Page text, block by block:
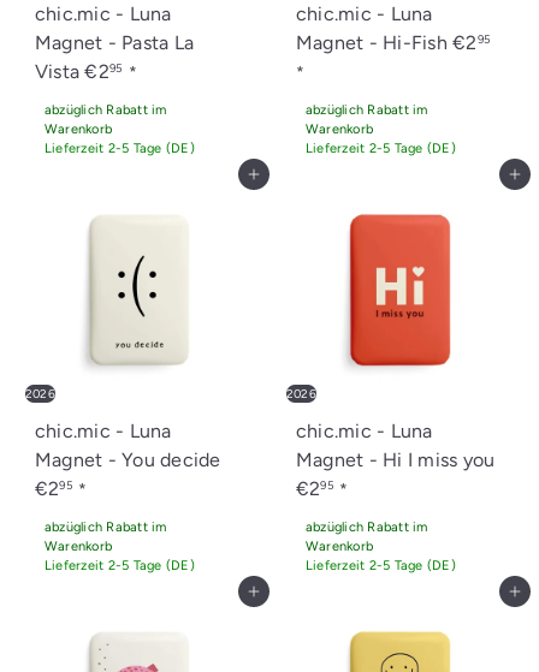
chic.mic - Luna
Magnet - Pasta La
Vista€295 *
abzüglich Rabatt im
Warenkorb
Lieferzeit 2-5 Tage (DE)
chic.mic - Luna
Magnet - Hi-Fish€295
*
abzüglich Rabatt im
Warenkorb
Lieferzeit 2-5 Tage (DE)
In den Einkaufswagen legen
2026
chic.mic - Luna
Magnet - You decide
€295 *
abzüglich Rabatt im
Warenkorb
Lieferzeit 2-5 Tage (DE)
In den Einkaufswagen legen
2026
chic.mic - Luna
Magnet - Hi I miss you
€295 *
abzüglich Rabatt im
Warenkorb
Lieferzeit 2-5 Tage (DE)
In den Einkaufswagen legen In den Einkaufswagen legen